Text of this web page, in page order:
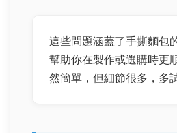
這些問題涵蓋了手撕麵包
幫助你在製作或選購時更
然簡單，但細節很多，多